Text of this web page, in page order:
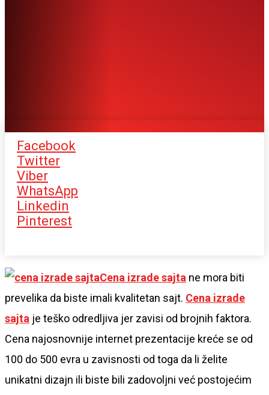
Facebook
Twitter
Viber
WhatsApp
Linkedin
Pinterest
Cena izrade sajta ne mora biti
prevelika da biste imali kvalitetan sajt. Cena izrade
sajta je teško odredljiva jer zavisi od brojnih faktora.
Cena najosnovnije internet prezentacije kreće se od
100 do 500 evra u zavisnosti od toga da li želite
unikatni dizajn ili biste bili zadovoljni već postojećim